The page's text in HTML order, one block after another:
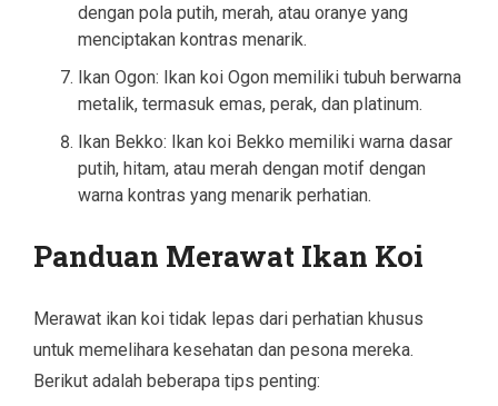
dengan pola putih, merah, atau oranye yang
menciptakan kontras menarik.
Ikan Ogon: Ikan koi Ogon memiliki tubuh berwarna
metalik, termasuk emas, perak, dan platinum.
Ikan Bekko: Ikan koi Bekko memiliki warna dasar
putih, hitam, atau merah dengan motif dengan
warna kontras yang menarik perhatian.
Panduan Merawat Ikan Koi
Merawat ikan koi tidak lepas dari perhatian khusus
untuk memelihara kesehatan dan pesona mereka.
Berikut adalah beberapa tips penting: